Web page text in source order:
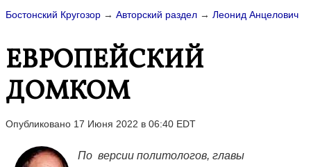
Бостонский Кругозор → Авторский раздел → Леонид Анцелович
ЕВРОПЕЙСКИЙ
ДОМКОМ
Опубликовано 17 Июня 2022 в 06:40 EDT
По версии политологов, главы